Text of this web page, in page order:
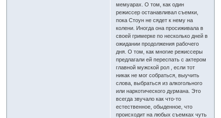
мемуарах. О том, как один
режиссер останавливал съемки,
пока Стоун не сядет к нему на
колени. Иногда она просиживала в
своей гримерке по несколько дней в
ожидании продолжения рабочего
дня. О том, как многие режиссеры
предлагали ей переспать с актером
главной мужской рол , если тот
никак не мог собраться, выучить
слова, выбраться из алкогольного
или наркотического дурмана. Это
всегда звучало как что-то
естественное, обыденное, что
происходит на любых съемках чуть